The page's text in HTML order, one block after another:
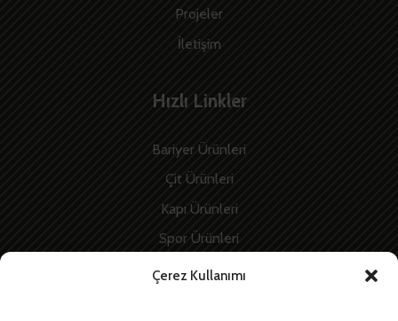
Çerez Kullanımı
Projeler
İletişim
Hızlı Linkler
Bariyer Ürünleri
Çit Ürünleri
Kapı Ürünleri
Spor Ürünleri
İnşaat Ürünleri